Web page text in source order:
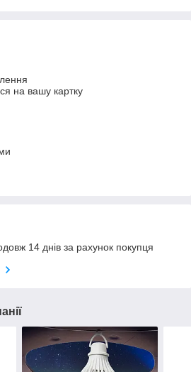
на вашу картку
14 днів за рахунок покупця